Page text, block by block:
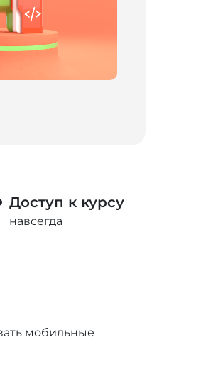
Доступ к курсу
навсегда
мобильные